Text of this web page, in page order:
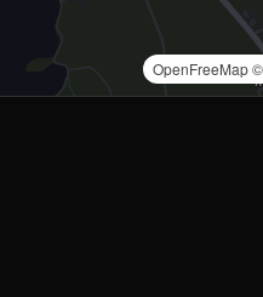
OpenFreeMap